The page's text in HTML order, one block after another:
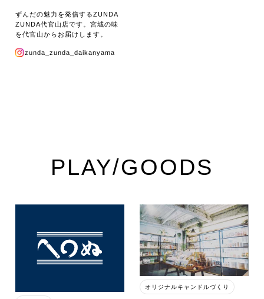
ずんだの魅力を発信するZUNDA
ZUNDA代官山店です。宮城の味
を代官山からお届けします。
zunda_zunda_daikanyama
PLAY/GOODS
オリジナルキャンドルづくり